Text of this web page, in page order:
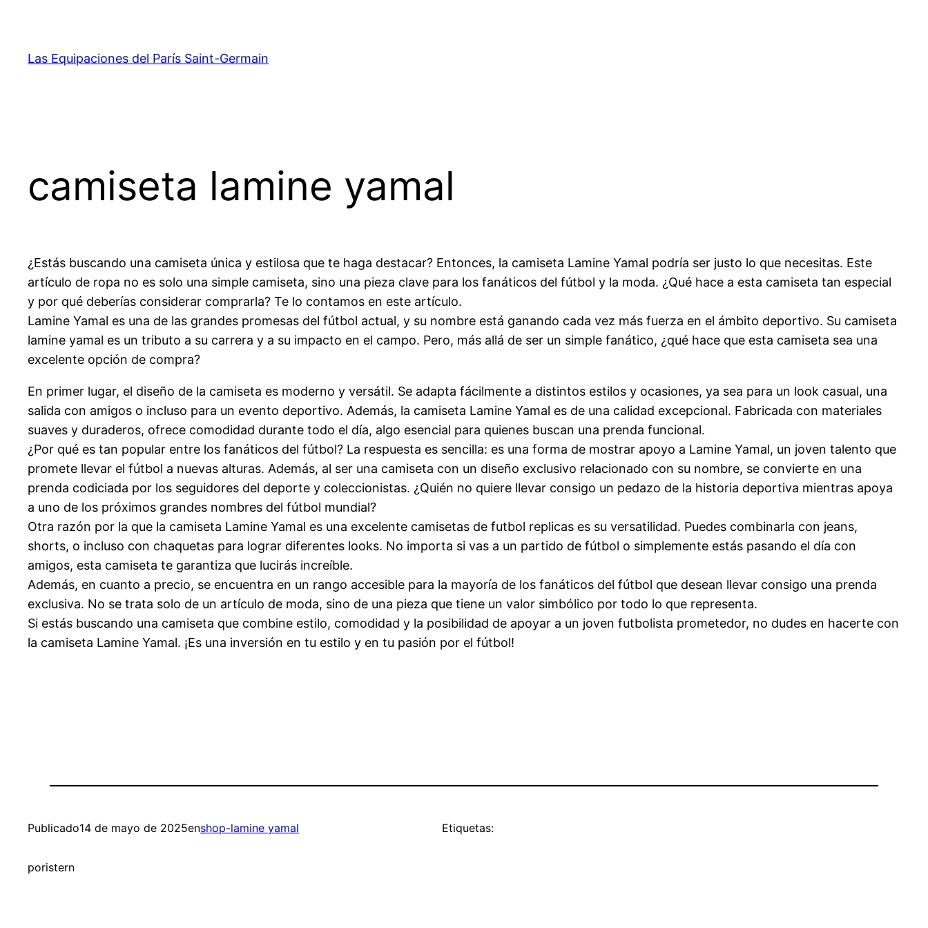
contenido
Las Equipaciones del París Saint-Germain
camiseta lamine yamal
¿Estás buscando una camiseta única y estilosa que te haga destacar? Entonces, la camiseta Lamine Yamal podría ser justo lo que necesitas. Este
artículo de ropa no es solo una simple camiseta, sino una pieza clave para los fanáticos del fútbol y la moda. ¿Qué hace a esta camiseta tan especial
y por qué deberías considerar comprarla? Te lo contamos en este artículo.
Lamine Yamal es una de las grandes promesas del fútbol actual, y su nombre está ganando cada vez más fuerza en el ámbito deportivo. Su camiseta
lamine yamal es un tributo a su carrera y a su impacto en el campo. Pero, más allá de ser un simple fanático, ¿qué hace que esta camiseta sea una
excelente opción de compra?
En primer lugar, el diseño de la camiseta es moderno y versátil. Se adapta fácilmente a distintos estilos y ocasiones, ya sea para un look casual, una
salida con amigos o incluso para un evento deportivo. Además, la camiseta Lamine Yamal es de una calidad excepcional. Fabricada con materiales
suaves y duraderos, ofrece comodidad durante todo el día, algo esencial para quienes buscan una prenda funcional.
¿Por qué es tan popular entre los fanáticos del fútbol? La respuesta es sencilla: es una forma de mostrar apoyo a Lamine Yamal, un joven talento que
promete llevar el fútbol a nuevas alturas. Además, al ser una camiseta con un diseño exclusivo relacionado con su nombre, se convierte en una
prenda codiciada por los seguidores del deporte y coleccionistas. ¿Quién no quiere llevar consigo un pedazo de la historia deportiva mientras apoya
a uno de los próximos grandes nombres del fútbol mundial?
Otra razón por la que la camiseta Lamine Yamal es una excelente camisetas de futbol replicas es su versatilidad. Puedes combinarla con jeans,
shorts, o incluso con chaquetas para lograr diferentes looks. No importa si vas a un partido de fútbol o simplemente estás pasando el día con
amigos, esta camiseta te garantiza que lucirás increíble.
Además, en cuanto a precio, se encuentra en un rango accesible para la mayoría de los fanáticos del fútbol que desean llevar consigo una prenda
exclusiva. No se trata solo de un artículo de moda, sino de una pieza que tiene un valor simbólico por todo lo que representa.
Si estás buscando una camiseta que combine estilo, comodidad y la posibilidad de apoyar a un joven futbolista prometedor, no dudes en hacerte con
la camiseta Lamine Yamal. ¡Es una inversión en tu estilo y en tu pasión por el fútbol!
Publicado14 de mayo de 2025enshop-lamine yamal
poristern
Etiquetas: